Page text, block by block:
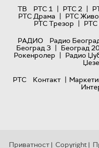
ТВ
РТС 1 | РТС 2 |
РТС Драма | РТС
РТС Трезор | РТС
РАДИО
Радио
Београд 3 | Београд
Рокенролер | Радио
РТС
Контакт |
Приватност | Copyright |